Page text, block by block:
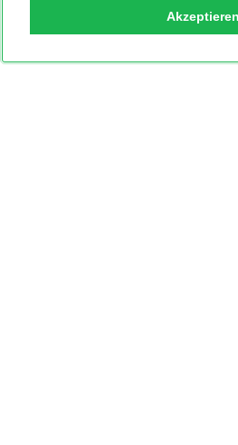
Akzeptieren